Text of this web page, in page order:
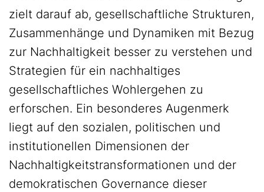
zielt darauf ab, gesellschaftliche Strukturen,
Zusammenhänge und Dynamiken mit Bezug
zur Nachhaltigkeit besser zu verstehen und
Strategien für ein nachhaltiges
gesellschaftliches Wohlergehen zu
erforschen. Ein besonderes Augenmerk
liegt auf den sozialen, politischen und
institutionellen Dimensionen der
Nachhaltigkeitstransformationen und der
demokratischen Governance dieser